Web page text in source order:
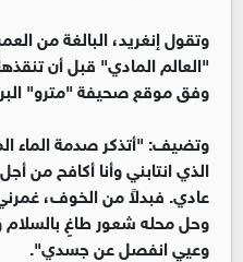
"العالم المادي" قبل أن
وفق موقع صحيفة "مترو"
وتضيف: "أتذكر صدمة الماء
الذي انتابني وأنا أكافح
عادي. فبدلاً من الخوف،
وحل محله شعور طاغٍ
وعيي انفصل عن جسدي".